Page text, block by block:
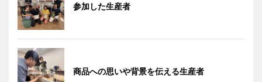
参加した生産者
商品への思いや背景を伝える生産者